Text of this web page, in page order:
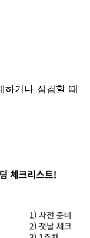
하거나 점검할 때